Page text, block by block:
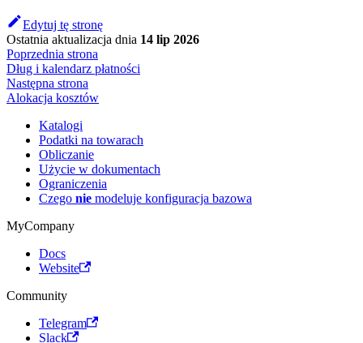
Edytuj tę stronę
Ostatnia aktualizacja dnia 14 lip 2026
Poprzednia strona
Dług i kalendarz płatności
Następna strona
Alokacja kosztów
Katalogi
Podatki na towarach
Obliczanie
Użycie w dokumentach
Ograniczenia
Czego nie modeluje konfiguracja bazowa
MyCompany
Docs
Website
Community
Telegram
Slack